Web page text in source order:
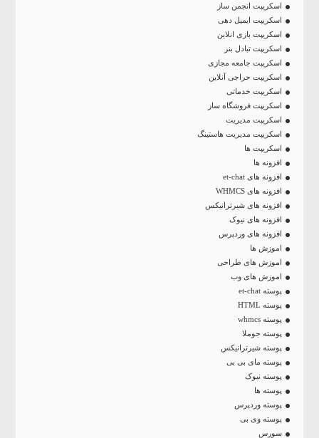
اسکریپت انجمن ساز
اسکریپت ایمیل دهی
اسکریپت بازی انلاین
اسکریپت تبادل بنر
اسکریپت جامعه مجازی
اسکریپت حراجی آنلاین
اسکریپت خدماتی
اسکریپت فروشگاه ساز
اسکریپت مدیریت
اسکریپت مدیریت هاستینگ
اسکریپت ها
افزونه ها
افزونه های et-chat
افزونه های WHMCS
افزونه های شیرترانیکس
افزونه های نیوک
افزونه های وردپرس
اموزش ها
اموزش های طراحی
اموزش های وب
پوسته et-chat
پوسته HTML
پوسته whmcs
پوسته جوملا
پوسته شیرترانیکس
پوسته مای بی بی
پوسته نیوک
پوسته ها
پوسته وردپرس
پوسته وی بی
سورس